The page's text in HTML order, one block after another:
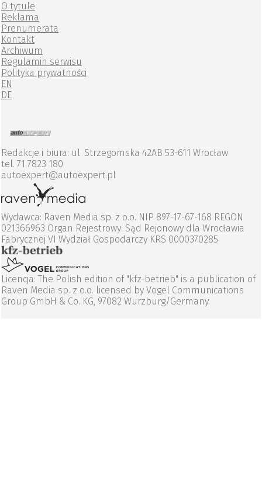
O tytule
Reklama
Prenumerata
Kontakt
Archiwum
Regulamin serwisu
Polityka prywatności
EN
DE
Redakcje i biura: ul. Strzegomska 42AB 53-611 Wrocław
tel. 71 7823 180
autoexpert@autoexpert.pl
Wydawca: Raven Media sp. z o.o. NIP 897-17-67-168 REGON
021366963 Organ Rejestrowy: Sąd Rejonowy dla Wrocławia
Fabrycznej VI Wydział Gospodarczy KRS 0000370285
Licencja: The Polish edition of "kfz-betrieb" is a publication of
Raven Media sp. z o.o. licensed by Vogel Communications
Group GmbH & Co. KG, 97082 Wurzburg/Germany.